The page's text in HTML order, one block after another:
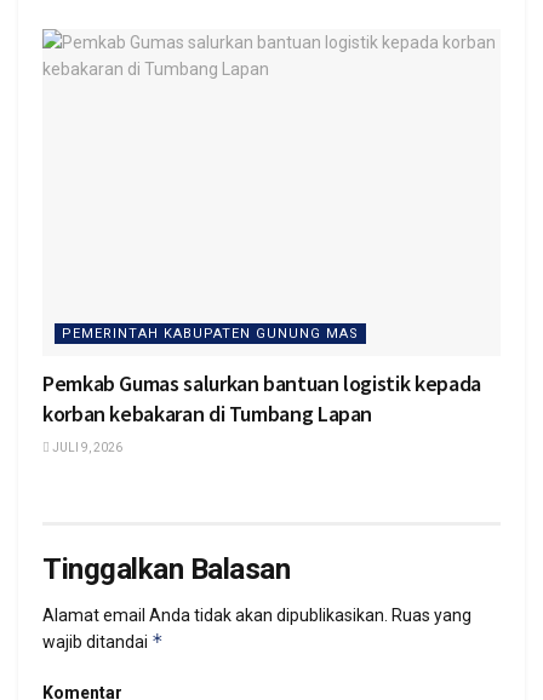
PEMERINTAH KABUPATEN GUNUNG MAS
Pemkab Gumas salurkan bantuan logistik kepada
korban kebakaran di Tumbang Lapan
JULI 9, 2026
Tinggalkan Balasan
Alamat email Anda tidak akan dipublikasikan. Ruas yang
wajib ditandai *
Komentar